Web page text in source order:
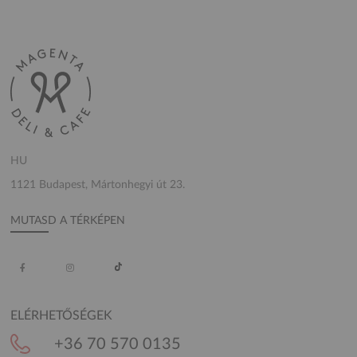
HU
1121 Budapest, Mártonhegyi út 23.
MUTASD A TÉRKÉPEN
ELÉRHETŐSÉGEK
+36 70 570 0135